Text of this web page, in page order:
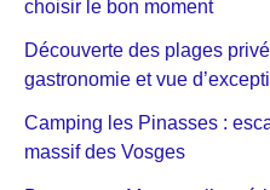
choisir le bon moment
Découverte des plages
gastronomie et vue
Camping les Pinasses :
massif des Vosges